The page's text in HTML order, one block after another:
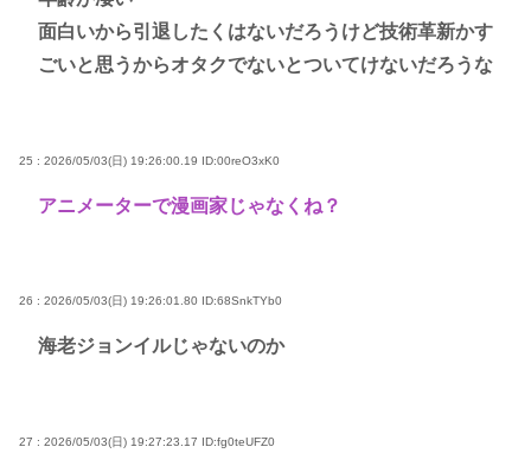
面白いから引退したくはないだろうけど技術革新かす
ごいと思うからオタクでないとついてけないだろうな
25 : 2026/05/03(日) 19:26:00.19 ID:00reO3xK0
アニメーターで漫画家じゃなくね？
26 : 2026/05/03(日) 19:26:01.80 ID:68SnkTYb0
海老ジョンイルじゃないのか
27 : 2026/05/03(日) 19:27:23.17 ID:fg0teUFZ0